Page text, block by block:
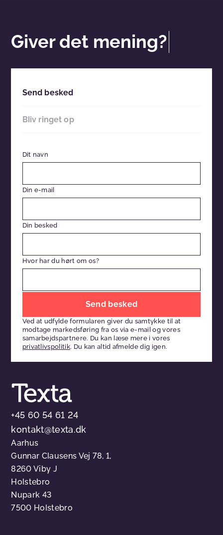
Giver det mening?
Send besked
Bliv ringet op
Dit navn
Din e-mail
Din besked
Hvor har du hørt om os?
dette
felt
tomt
Ved at udfylde formularen giver du samtykke til at
modtage markedsføring fra os via e-mail og vores
samarbejdspartnere. Du kan læse mere i vores
privatlivspolitik. Du kan altid afmelde dig igen.
+45 60 54 61 24
kontakt@texta.dk
Aarhus
Gunnar Clausens Vej 78, 1,
8260 Viby J
Holstebro
Nupark 43
7500 Holstebro